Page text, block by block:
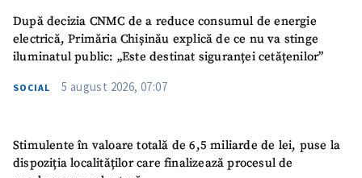
După decizia CNMC de a reduce consumul de energie
electrică, Primăria Chișinău explică de ce nu va stinge
iluminatul public: „Este destinat siguranței cetățenilor”
SOCIAL 5 august 2026, 07:07
Stimulente în valoare totală de 6,5 miliarde de lei, puse la
dispoziția localităților care finalizează procesul de